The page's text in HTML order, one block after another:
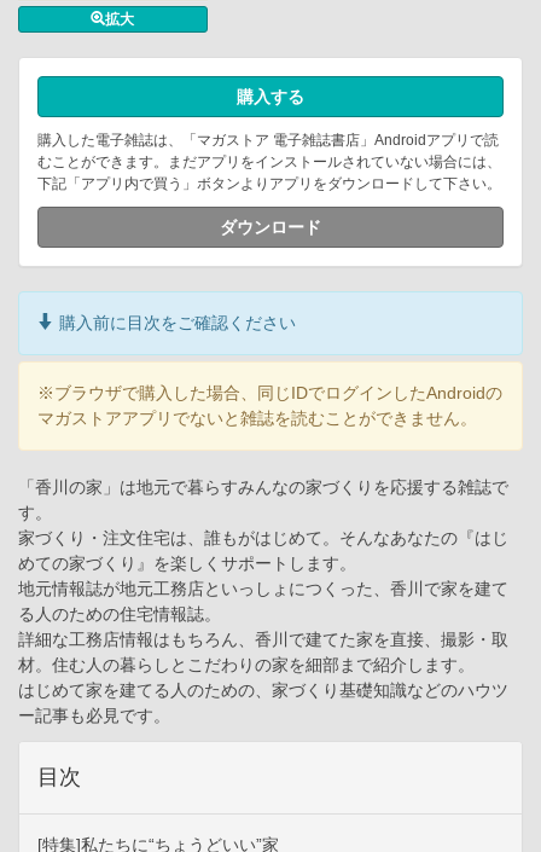
拡大
購入する
購入した電子雑誌は、「マガストア 電子雑誌書店」Androidアプリで読
むことができます。まだアプリをインストールされていない場合には、
下記「アプリ内で買う」ボタンよりアプリをダウンロードして下さい。
ダウンロード
購入前に目次をご確認ください
※ブラウザで購入した場合、同じIDでログインしたAndroidの
マガストアアプリでないと雑誌を読むことができません。
「香川の家」は地元で暮らすみんなの家づくりを応援する雑誌で
す。
家づくり・注文住宅は、誰もがはじめて。そんなあなたの『はじ
めての家づくり』を楽しくサポートします。
地元情報誌が地元工務店といっしょにつくった、香川で家を建て
る人のための住宅情報誌。
詳細な工務店情報はもちろん、香川で建てた家を直接、撮影・取
材。住む人の暮らしとこだわりの家を細部まで紹介します。
はじめて家を建てる人のための、家づくり基礎知識などのハウツ
ー記事も必見です。
目次
[特集]私たちに“ちょうどいい”家